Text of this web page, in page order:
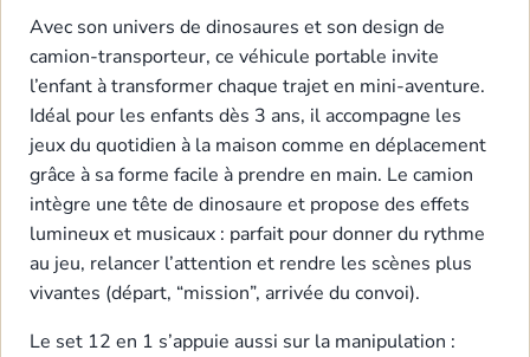
Avec son univers de dinosaures et son design de
camion-transporteur, ce véhicule portable invite
l’enfant à transformer chaque trajet en mini-aventure.
Idéal pour les enfants dès 3 ans, il accompagne les
jeux du quotidien à la maison comme en déplacement
grâce à sa forme facile à prendre en main. Le camion
intègre une tête de dinosaure et propose des effets
lumineux et musicaux : parfait pour donner du rythme
au jeu, relancer l’attention et rendre les scènes plus
vivantes (départ, “mission”, arrivée du convoi).
Le set 12 en 1 s’appuie aussi sur la manipulation :